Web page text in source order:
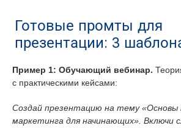
Готовые промты для
презентации: 3
Пример 1: Обучающий вебинар.
с практическими кейсами:
Создай презентацию на тему
маркетинга для начинающих». Включи